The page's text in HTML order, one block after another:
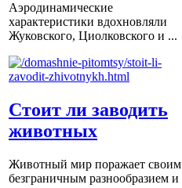
Аэродинамические
характеристики вдохновляли
Жуковского, Циолковского и ...
Стоит ли заводить
животных
Животный мир поражает своим
безграничным разнообразием и